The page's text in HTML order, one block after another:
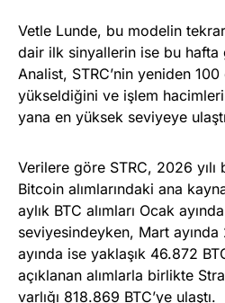
Vetle Lunde, bu modelin tekrar
dair ilk sinyallerin ise bu
Analist, STRC’nin yeniden
yükseldiğini ve işlem
yana en yüksek seviyeye
Verilere göre STRC, 2026 yılı
Bitcoin alımlarındaki ana
aylık BTC alımları Ocak
seviyesindeyken, Mart ayında
ayında ise yaklaşık 46.872
açıklanan alımlarla birlikte
varlığı 818.869 BTC’ye ulaştı.